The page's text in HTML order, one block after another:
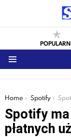
You are here:
Home Spotify Spotify ma
Spotify
płatnych